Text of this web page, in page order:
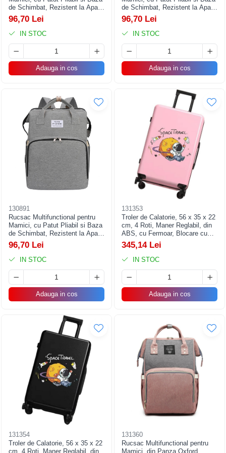
de Schimbat, Rezistent la Apa,
Capacitate Mare, Usor,
Compartimente Multiple,
Buzunar Termic pentru Lapte, 42
96,70 Lei
IN STOC
Adauga in cos
de Schimbat, Rezistent la Apa,
Capacitate Mare, Usor,
Compartimente Multiple,
Buzunar Termic pentru Lapte, 42
96,70 Lei
IN STOC
Adauga in cos
130891
Rucsac Multifunctional pentru
Mamici, cu Patut Pliabil si Baza
de Schimbat, Rezistent la Apa,
Capacitate Mare, Usor,
Compartimente Multiple,
Buzunar Termic pentru Lapte, 42
96,70 Lei
IN STOC
Adauga in cos
131353
Troler de Calatorie, 56 x 35 x 22
cm, 4 Roti, Maner Reglabil, din
ABS, cu Fermoar, Blocare cu
Cod, Impermeabil, Model
Astronaut, Roz
345,14 Lei
IN STOC
Adauga in cos
131354
Troler de Calatorie, 56 x 35 x 22
cm, 4 Roti, Maner Reglabil, din
131360
Rucsac Multifunctional pentru
Mamici, din Panza Oxford,